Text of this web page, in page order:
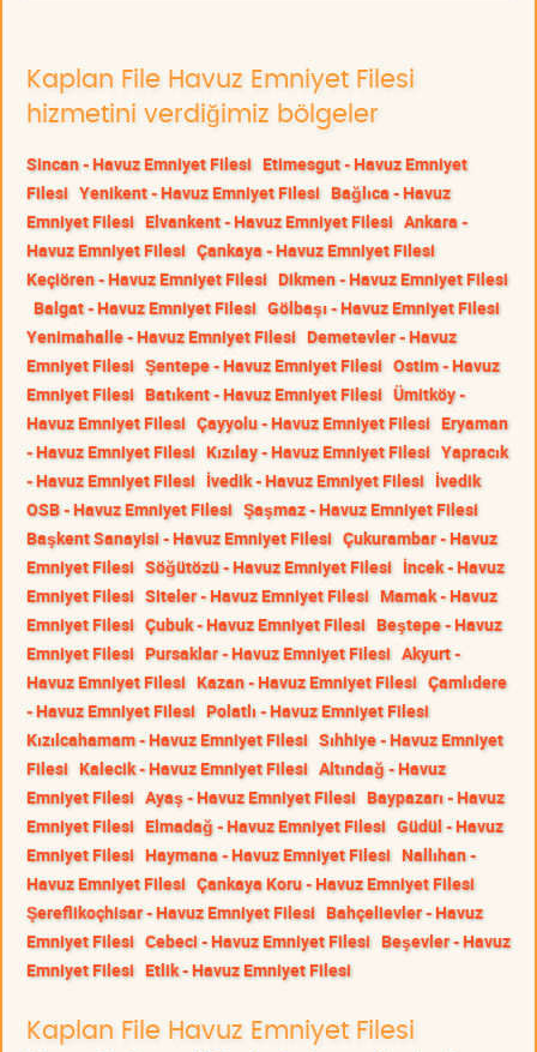
Kaplan File Havuz Emniyet Filesi
hizmetini verdiğimiz bölgeler
Sincan - Havuz Emniyet Filesi Etimesgut - Havuz Emniyet
Filesi Yenikent - Havuz Emniyet Filesi Bağlıca - Havuz
Emniyet Filesi Elvankent - Havuz Emniyet Filesi Ankara -
Havuz Emniyet Filesi Çankaya - Havuz Emniyet Filesi
Keçiören - Havuz Emniyet Filesi Dikmen - Havuz Emniyet Filesi
Balgat - Havuz Emniyet Filesi Gölbaşı - Havuz Emniyet Filesi
Yenimahalle - Havuz Emniyet Filesi Demetevler - Havuz
Emniyet Filesi Şentepe - Havuz Emniyet Filesi Ostim - Havuz
Emniyet Filesi Batıkent - Havuz Emniyet Filesi Ümitköy -
Havuz Emniyet Filesi Çayyolu - Havuz Emniyet Filesi Eryaman
- Havuz Emniyet Filesi Kızılay - Havuz Emniyet Filesi Yapracık
- Havuz Emniyet Filesi İvedik - Havuz Emniyet Filesi İvedik
OSB - Havuz Emniyet Filesi Şaşmaz - Havuz Emniyet Filesi
Başkent Sanayisi - Havuz Emniyet Filesi Çukurambar - Havuz
Emniyet Filesi Söğütözü - Havuz Emniyet Filesi İncek - Havuz
Emniyet Filesi Siteler - Havuz Emniyet Filesi Mamak - Havuz
Emniyet Filesi Çubuk - Havuz Emniyet Filesi Beştepe - Havuz
Emniyet Filesi Pursaklar - Havuz Emniyet Filesi Akyurt -
Havuz Emniyet Filesi Kazan - Havuz Emniyet Filesi Çamlıdere
- Havuz Emniyet Filesi Polatlı - Havuz Emniyet Filesi
Kızılcahamam - Havuz Emniyet Filesi Sıhhiye - Havuz Emniyet
Filesi Kalecik - Havuz Emniyet Filesi Altındağ - Havuz
Emniyet Filesi Ayaş - Havuz Emniyet Filesi Baypazarı - Havuz
Emniyet Filesi Elmadağ - Havuz Emniyet Filesi Güdül - Havuz
Emniyet Filesi Haymana - Havuz Emniyet Filesi Nallıhan -
Havuz Emniyet Filesi Çankaya Koru - Havuz Emniyet Filesi
Şereflikoçhisar - Havuz Emniyet Filesi Bahçelievler - Havuz
Emniyet Filesi Cebeci - Havuz Emniyet Filesi Beşevler - Havuz
Emniyet Filesi Etlik - Havuz Emniyet Filesi
Kaplan File Havuz Emniyet Filesi